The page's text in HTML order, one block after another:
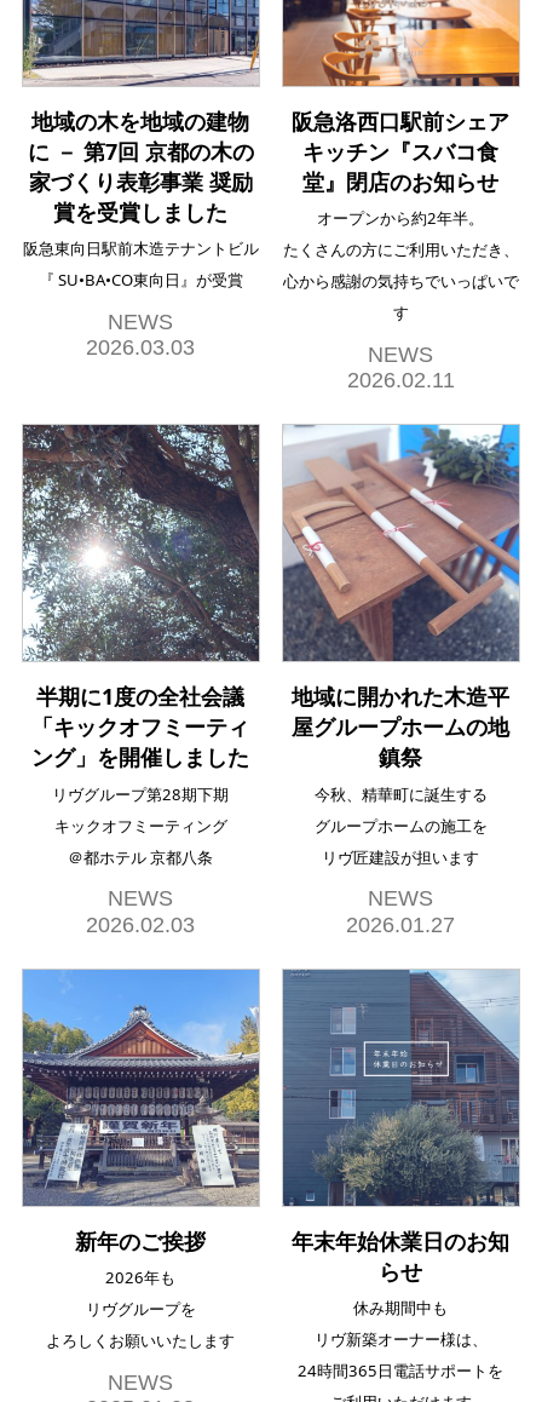
地域の木を地域の建物
に － 第7回 京都の木の
家づくり表彰事業 奨励
賞を受賞しました
阪急東向日駅前木造テナントビル
『 SU•BA•CO東向日』が受賞
NEWS
2026.03.03
阪急洛西口駅前シェア
キッチン『スバコ食
堂』閉店のお知らせ
オープンから約2年半。
たくさんの方にご利用いただき、
心から感謝の気持ちでいっぱいで
す
NEWS
2026.02.11
半期に1度の全社会議
「キックオフミーティ
ング」を開催しました
リヴグループ第28期下期
キックオフミーティング
＠都ホテル 京都八条
NEWS
2026.02.03
地域に開かれた木造平
屋グループホームの地
鎮祭
今秋、精華町に誕生する
グループホームの施工を
リヴ匠建設が担います
NEWS
2026.01.27
新年のご挨拶
2026年も
リヴグループを
よろしくお願いいたします
NEWS
年末年始休業日のお知
らせ
休み期間中も
リヴ新築オーナー様は、
24時間365日電話サポートを